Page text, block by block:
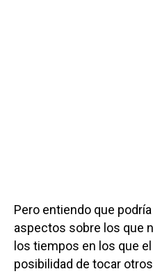
Pero entiendo que
aspectos sobre los que
los tiempos en los que
posibilidad de tocar